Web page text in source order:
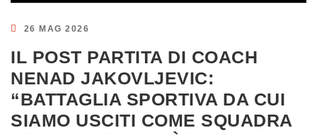
26 MAG 2026
IL POST PARTITA DI COACH
NENAD JAKOVLJEVIC:
“BATTAGLIA SPORTIVA DA CUI
SIAMO USCITI COME SQUADRA